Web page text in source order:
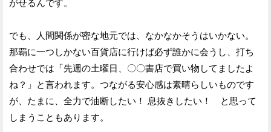
がせるんです。
でも、人間関係が密な地元では、なかなかそうはいかない。
那覇に一つしかない百貨店に行けば必ず誰かに会うし、打ち
合わせでは「先週の土曜日、〇〇書店で買い物してましたよ
ね？」と言われます。つながる安心感は素晴らしいものです
が、たまに、全力で油断したい！ 息抜きしたい！ と思って
しまうこともあります。